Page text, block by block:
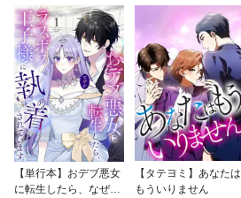
【単行本】おデブ悪女
に転生したら、なぜか
【タテヨミ】あなたは
もういりません